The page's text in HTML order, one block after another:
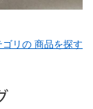
ゴリの 商品を探す